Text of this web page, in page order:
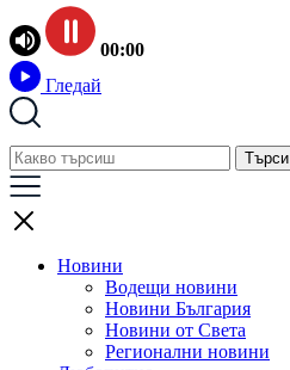
00:00
Гледай
Новини
Водещи новини
Новини България
Новини от Света
Регионални новини